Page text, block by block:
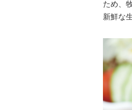
ため、
新鮮な